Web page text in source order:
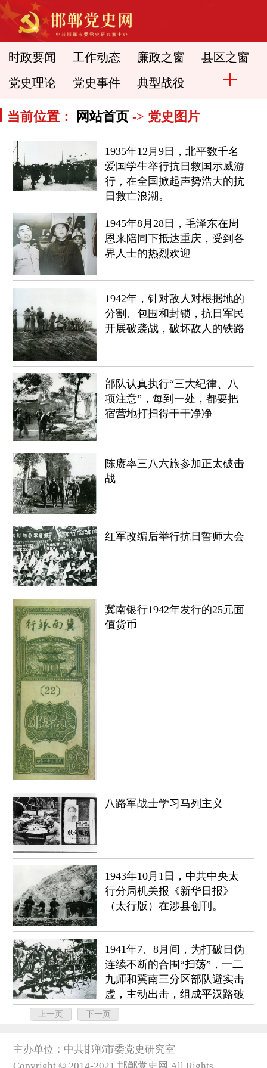
时政要闻 工作动态 廉政之窗 县区之窗
党史理论 党史事件 典型战役
当前位置： 网站首页 -> 党史图片
1935年12月9日，北平数千名
爱国学生举行抗日救国示威游
行，在全国掀起声势浩大的抗
日救亡浪潮。
1945年8月28日，毛泽东在周
恩来陪同下抵达重庆，受到各
界人士的热烈欢迎
1942年，针对敌人对根据地的
分割、包围和封锁，抗日军民
开展破袭战，破坏敌人的铁路
部队认真执行“三大纪律、八
项注意”，每到一处，都要把
宿营地打扫得干干净净
陈赓率三八六旅参加正太破击
战
红军改编后举行抗日誓师大会
冀南银行1942年发行的25元面
值货币
八路军战士学习马列主义
1943年10月1日，中共中央太
行分局机关报《新华日报》
（太行版）在涉县创刊。
1941年7、8月间，为打破日伪
连续不断的合围“扫荡”，一二
九师和冀南三分区部队避实击
虚，主动出击，组成平汉路破
击队，在张维翰、王近山率领
下，取得连克沙河、南和等8
上一页 下一页
主办单位：中共邯郸市委党史研究室